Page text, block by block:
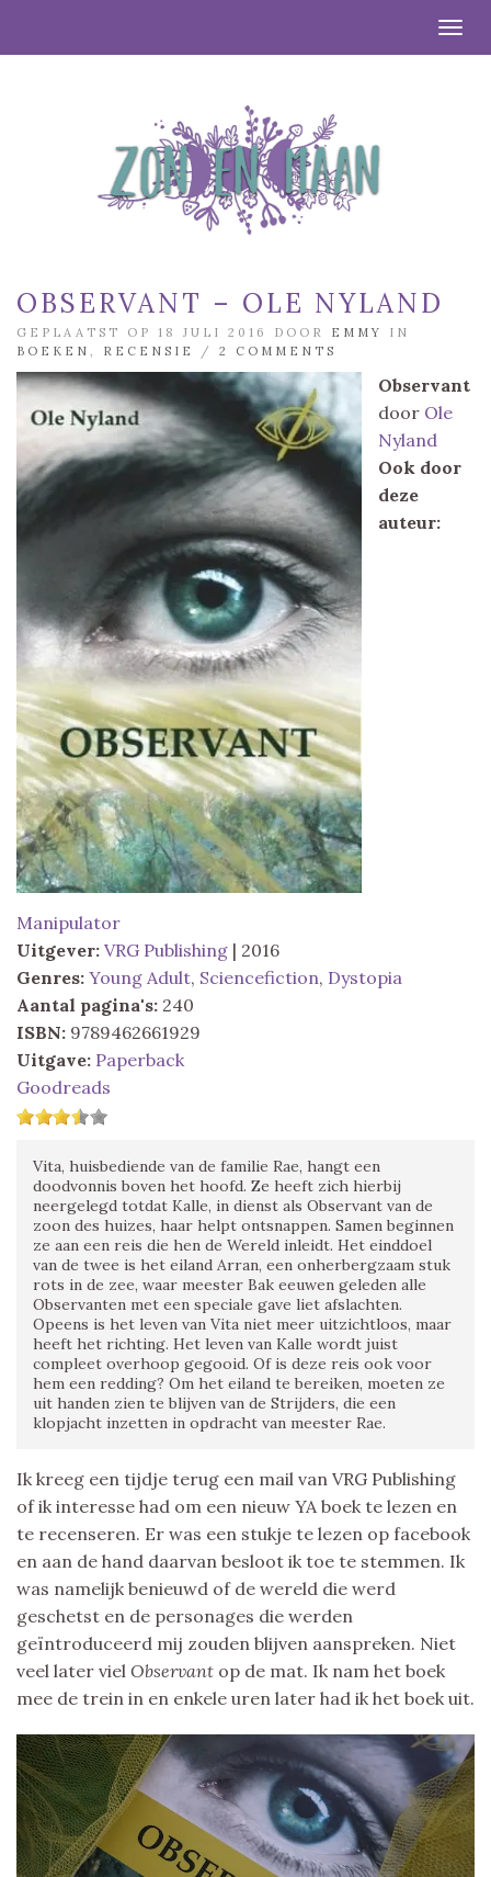
OBSERVANT – OLE NYLAND
GEPLAATST OP 18 JULI 2016 DOOR EMMY
IN
BOEKEN
RECENSIE / 2 COMMENTS
Observant
door Ole
Nyland
Ook door
deze
auteur:
Manipulator
Uitgever: VRG Publishing | 2016
Genres: Young Adult, Sciencefiction, Dystopia
Aantal pagina's: 240
ISBN: 9789462661929
Uitgave: Paperback
Goodreads
Vita, huisbediende van de familie Rae, hangt een
doodvonnis boven het hoofd. Ze heeft zich hierbij
neergelegd totdat Kalle, in dienst als Observant van de
zoon des huizes, haar helpt ontsnappen. Samen beginnen
ze aan een reis die hen de Wereld inleidt. Het einddoel
van de twee is het eiland Arran, een onherbergzaam stuk
rots in de zee, waar meester Bak eeuwen geleden alle
Observanten met een speciale gave liet afslachten.
Opeens is het leven van Vita niet meer uitzichtloos, maar
heeft het richting. Het leven van Kalle wordt juist
compleet overhoop gegooid. Of is deze reis ook voor
hem een redding? Om het eiland te bereiken, moeten ze
uit handen zien te blijven van de Strijders, die een
klopjacht inzetten in opdracht van meester Rae.
Ik kreeg een tijdje terug een mail van VRG Publishing
of ik interesse had om een nieuw YA boek te lezen en
te recenseren. Er was een stukje te lezen op facebook
en aan de hand daarvan besloot ik toe te stemmen. Ik
was namelijk benieuwd of de wereld die werd
geschetst en de personages die werden
geïntroduceerd mij zouden blijven aanspreken. Niet
veel later viel Observant op de mat. Ik nam het boek
mee de trein in en enkele uren later had ik het boek uit.